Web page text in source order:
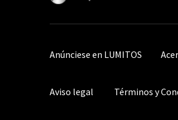
Anúnciese en LUMITOS
Aviso legal Términos y